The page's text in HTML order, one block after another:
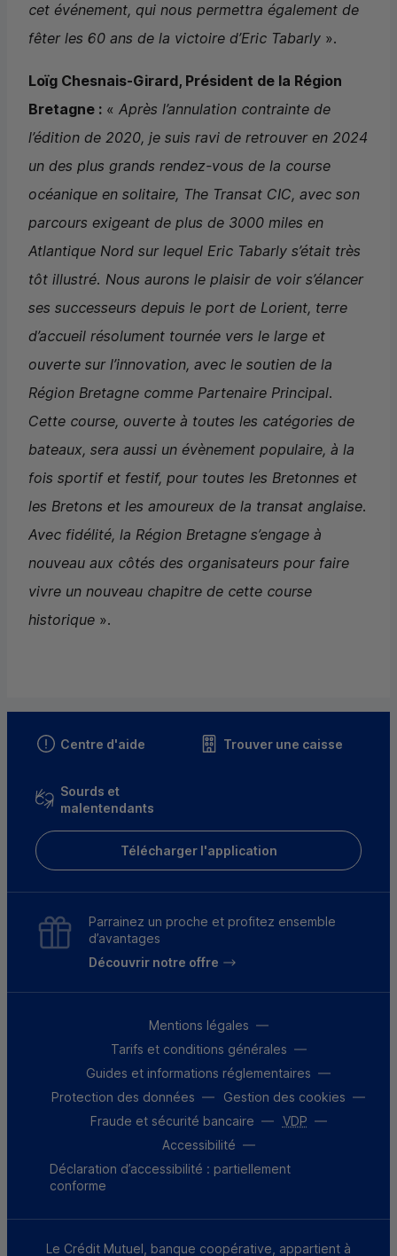
cet événement, qui nous permettra également de
fêter les 60 ans de la victoire d’Eric Tabarly ».
Loïg Chesnais-Girard, Président de la Région
Bretagne : « Après l’annulation contrainte de
l’édition de 2020, je suis ravi de retrouver en 2024
un des plus grands rendez-vous de la course
océanique en solitaire, The Transat CIC, avec son
parcours exigeant de plus de 3000 miles en
Atlantique Nord sur lequel Eric Tabarly s’était très
tôt illustré. Nous aurons le plaisir de voir s’élancer
ses successeurs depuis le port de Lorient, terre
d’accueil résolument tournée vers le large et
ouverte sur l’innovation, avec le soutien de la
Région Bretagne comme Partenaire Principal.
Cette course, ouverte à toutes les catégories de
bateaux, sera aussi un évènement populaire, à la
fois sportif et festif, pour toutes les Bretonnes et
les Bretons et les amoureux de la transat anglaise.
Avec fidélité, la Région Bretagne s’engage à
nouveau aux côtés des organisateurs pour faire
vivre un nouveau chapitre de cette course
historique ».
Centre d'aide Trouver une caisse
Sourds et
malentendants
Télécharger l'application
Parrainez un proche et profitez ensemble
d’avantages
Découvrir notre offre
Mentions légales
Tarifs et conditions générales
Guides et informations réglementaires
Protection des données
Gestion des cookies
Fraude et sécurité bancaire
VDP
Accessibilité
Déclaration d’accessibilité : partiellement
conforme
Le Crédit Mutuel, banque coopérative, appartient à